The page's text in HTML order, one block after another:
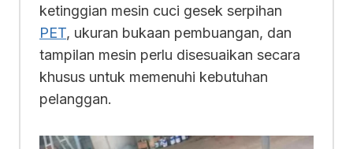
ketinggian mesin cuci gesek serpihan
PET, ukuran bukaan pembuangan, dan
tampilan mesin perlu disesuaikan secara
khusus untuk memenuhi kebutuhan
pelanggan.